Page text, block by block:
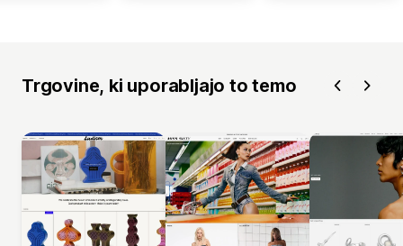
Trgovine, ki uporabljajo to temo